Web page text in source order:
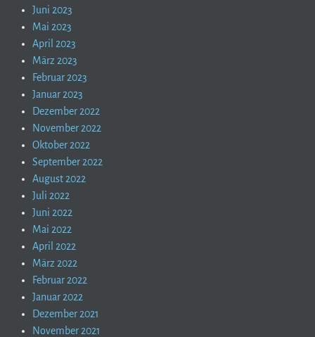
Juni 2023
Mai 2023
April 2023
März 2023
Februar 2023
Januar 2023
Dezember 2022
November 2022
Oktober 2022
September 2022
August 2022
Juli 2022
Juni 2022
Mai 2022
April 2022
März 2022
Februar 2022
Januar 2022
Dezember 2021
November 2021